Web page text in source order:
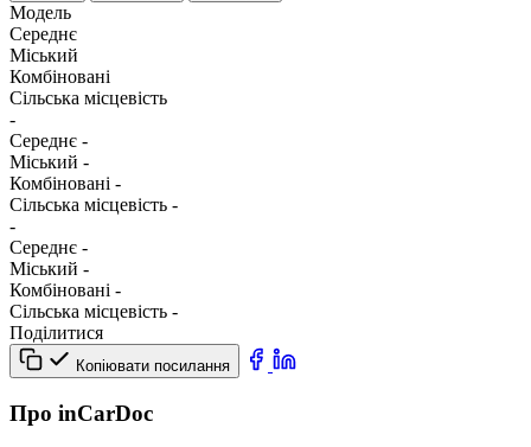
Модель
Середнє
Міський
Комбіновані
Сільська місцевість
-
Середнє -
Міський -
Комбіновані -
Сільська місцевість -
-
Середнє -
Міський -
Комбіновані -
Сільська місцевість -
Поділитися
Копіювати посилання
Про inCarDoc